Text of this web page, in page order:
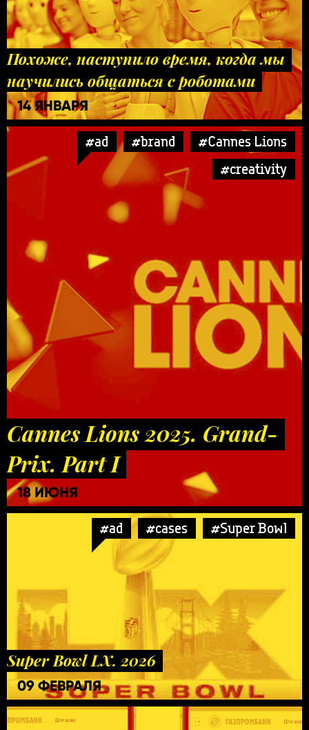
Похоже, наступило время, когда мы
научились общаться с роботами
14 ЯНВАРЯ
#ad #brand
#Cannes Lions
#creativity
Cannes Lions 2025. Grand-
Prix. Part I
18 ИЮНЯ
#ad #cases #Super Bowl
Super Bowl LX. 2026
09 ФЕВРАЛЯ